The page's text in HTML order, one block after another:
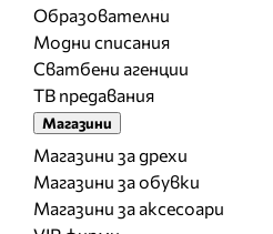
Образователни
Модни списания
Сватбени агенции
ТВ предавания
Магазини
Магазини за дрехи
Магазини за обувки
Магазини за aксесоари